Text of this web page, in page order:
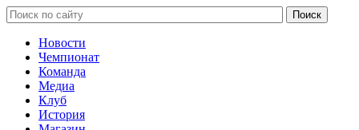
Новости
Чемпионат
Команда
Медиа
Клуб
История